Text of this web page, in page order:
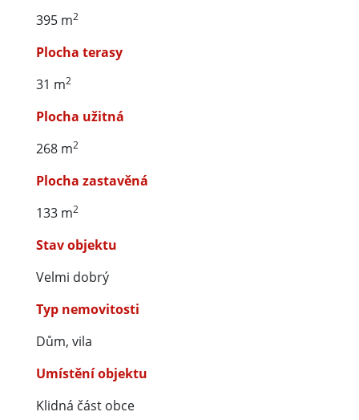
395 m2
Plocha terasy
31 m2
Plocha užitná
268 m2
Plocha zastavěná
133 m2
Stav objektu
Velmi dobrý
Typ nemovitosti
Dům, vila
Umístění objektu
Klidná část obce